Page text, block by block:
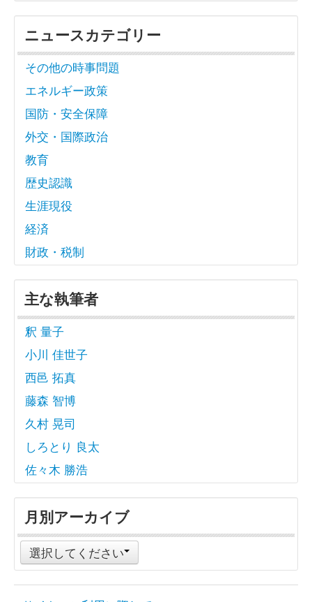
ニュースカテゴリー
その他の時事問題
エネルギー政策
国防・安全保障
外交・国際政治
教育
歴史認識
生涯現役
経済
財政・税制
主な執筆者
釈 量子
小川 佳世子
西邑 拓真
藤森 智博
久村 晃司
しろとり 良太
佐々木 勝浩
月別アーカイブ
選択してください